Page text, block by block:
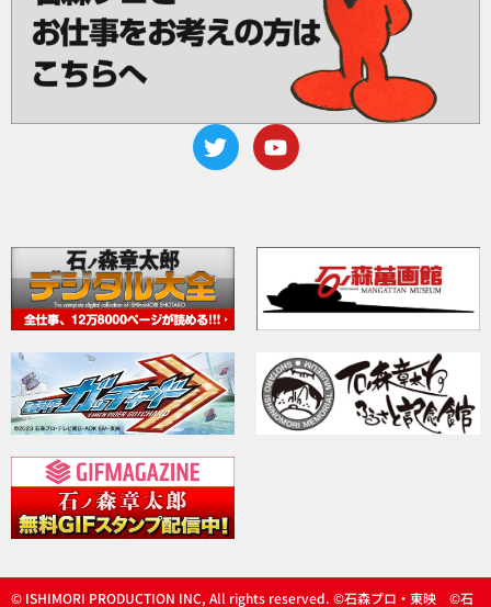
© ISHIMORI PRODUCTION INC, All rights reserved. ©石森プロ・東映 ©石